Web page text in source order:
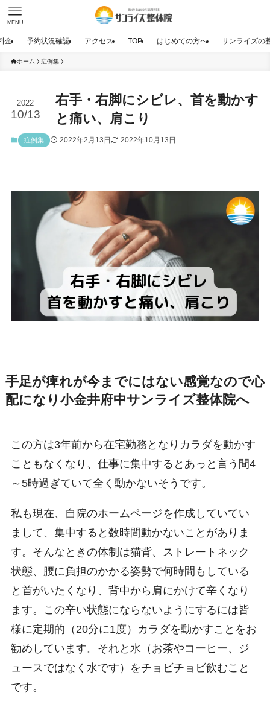
MENU
金 予約状況確認 アクセス TOP はじめての方へ サンライズの
ホーム 症例集
右手・右脚にシビレ、首を動かす
と痛い、肩こり
2022
10/13
症例集 2022年2月13日 2022年10月13日
手足が痺れが今までにはない感覚なので心
配になり小金井府中サンライズ整体院へ
この方は3年前から在宅勤務となりカラダを動かす
こともなくなり、仕事に集中するとあっと言う間4
～5時過ぎていて全く動かないそうです。
私も現在、自院のホームページを作成していてい
まして、集中すると数時間動かないことがありま
す。そんなときの体制は猫背、ストレートネック
状態、腰に負担のかかる姿勢で何時間もしている
と首がいたくなり、背中から肩にかけて辛くなり
ます。この辛い状態にならないようにするには皆
様に定期的（20分に1度）カラダを動かすことをお
勧めしています。それと水（お茶やコーヒー、ジ
ュースではなく水です）をチョビチョビ飲むこと
です。